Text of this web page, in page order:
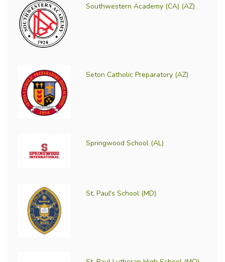
Southwestern Academy (CA) (AZ)
Seton Catholic Preparatory (AZ)
Springwood School (AL)
St. Paul's School (MD)